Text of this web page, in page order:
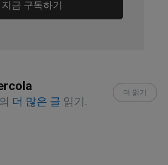
8;368:l6669
2017 Sep
지금 구독하기
더 많은 글 읽기.
더 읽기